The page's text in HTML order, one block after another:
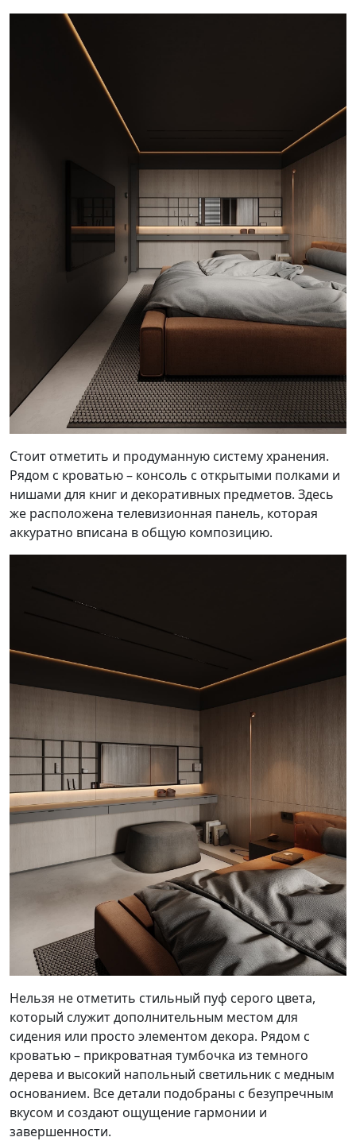
Стоит отметить и продуманную систему хранения.
Рядом с кроватью – консоль с открытыми полками и
нишами для книг и декоративных предметов. Здесь
же расположена телевизионная панель, которая
аккуратно вписана в общую композицию.
Нельзя не отметить стильный пуф серого цвета,
который служит дополнительным местом для
сидения или просто элементом декора. Рядом с
кроватью – прикроватная тумбочка из темного
дерева и высокий напольный светильник с медным
основанием. Все детали подобраны с безупречным
вкусом и создают ощущение гармонии и
завершенности.